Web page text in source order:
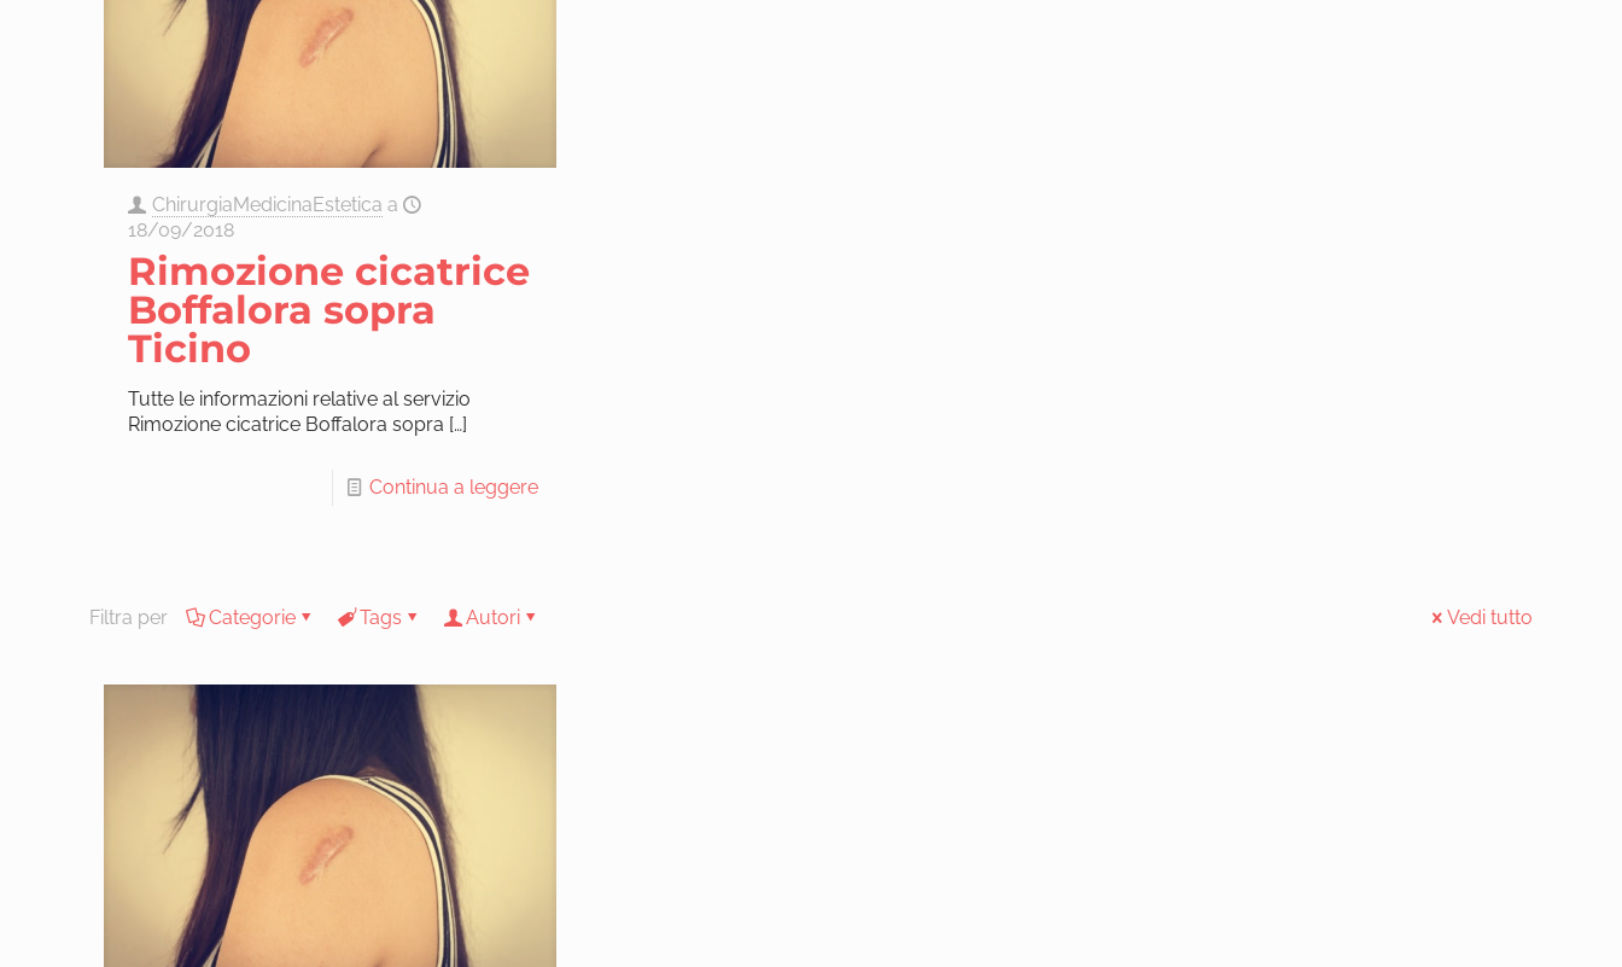
ChirurgiaMedicinaEstetica a
18/09/2018
Rimozione cicatrice
Boffalora sopra
Ticino
Tutte le informazioni relative al servizio
Rimozione cicatrice Boffalora sopra […]
Continua a leggere
Filtra per Categorie Tags Autori Vedi tutto